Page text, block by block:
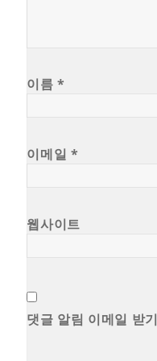
이름*
이메일 *
웹사이트
댓글 알림 이메일 받기